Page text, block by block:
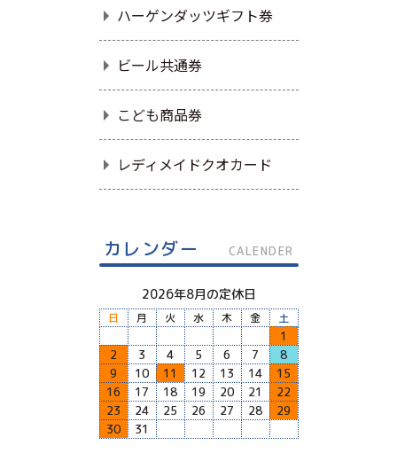
ハーゲンダッツギフト券
ビール共通券
こども商品券
レディメイドクオカード
CALENDER
カレンダー
2026年8月の定休日
日 月 火 水 木 金 土
1
2
3 4 5 6 7
8
9
10 11 12 13 14
15
16
17 18 19 20 21
22
23
24 25 26 27 28
29
30
31